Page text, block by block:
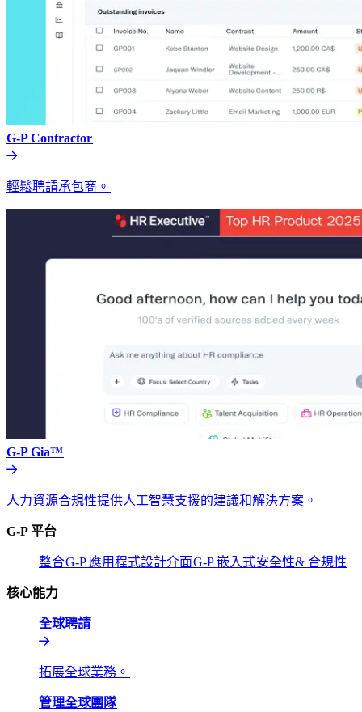
G-P Contractor​​
輕鬆聘請承包商。​​
G-P Gia™​​
人力資源合規性提供人工智慧支援的建議和解決方案。​​
G-P 平台​​
整合​​G-P 應用程式設計介面​​G-P 嵌入式​​安全性& 合規性​​
核心能力​​
全球聘請​​
拓展全球業務。​​
管理全球團隊​​